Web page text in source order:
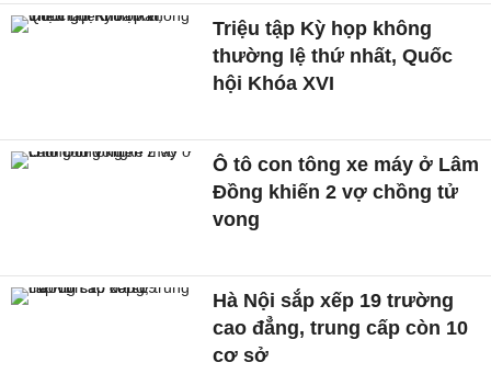
Triệu tập Kỳ họp không
thường lệ thứ nhất, Quốc
hội Khóa XVI
Ô tô con tông xe máy ở Lâm
Đồng khiến 2 vợ chồng tử
vong
Hà Nội sắp xếp 19 trường
cao đẳng, trung cấp còn 10
cơ sở